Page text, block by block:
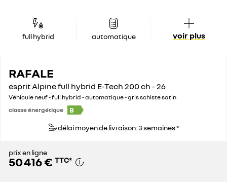
full hybrid automatique voir plus
RAFALE
esprit Alpine full hybrid E-Tech 200 ch - 26
Véhicule neuf - full hybrid - automatique - gris schiste satin
classe énergétique
B
délai moyen de livraison: 3 semaines *
prix en ligne
50 416 € TTC*